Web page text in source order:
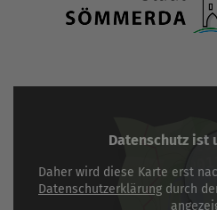
Datenschutz ist
Daher wird diese Karte erst
Datenschutzerklärung durch